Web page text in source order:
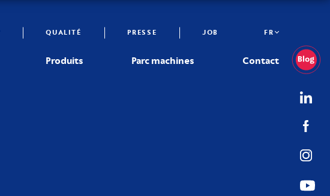
QUALITÉ PRESSE JOB FR
Produits Parc machines Contact